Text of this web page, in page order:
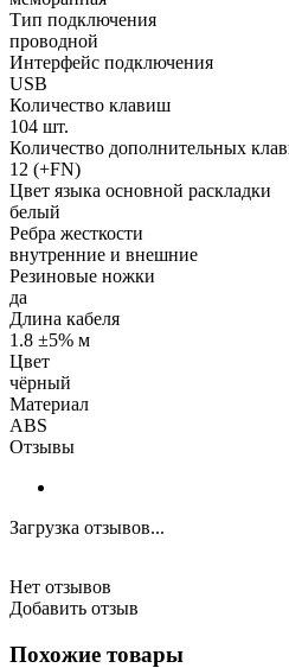
Тип подключения
проводной
Интерфейс подключения
USB
Количество клавиш
104 шт.
Количество дополнительных
12 (+FN)
Цвет языка основной раскладки
белый
Ребра жесткости
внутренние и внешние
Резиновые ножки
да
Длина кабеля
1.8 ±5% м
Цвет
чёрный
Материал
ABS
Отзывы
Загрузка отзывов...
Нет отзывов
Добавить отзыв
Похожие товары